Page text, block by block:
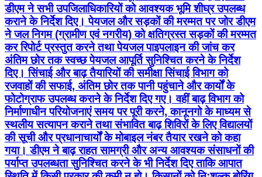
डीएम ने सभी उपजिलाधिकारियों को आवश्यक भूमि शीघ्र उपलब्ध
कराने के निर्देश दिए। पेयजल और सड़कों की मरम्मत पर जोर डीएम
ने जल निगम (ग्रामीण एवं नगरीय) को क्षतिग्रस्त सड़कों की मरम्मत
कर रिपोर्ट प्रस्तुत करने तथा पेयजल पाइपलाइन की जांच कर
अंतिम छोर तक स्वच्छ पेयजल आपूर्ति सुनिश्चित करने के निर्देश
दिए। सिंचाई और बाढ़ तैयारियों की समीक्षा सिंचाई विभाग को
रजवाहों की सफाई, अंतिम छोर तक पानी पहुंचाने और कार्यों के
फोटोग्राफ उपलब्ध कराने के निर्देश दिए गए। वहीं बाढ़ विभाग को
निर्माणाधीन परियोजनाएं समय पर पूरी करने, कानूनगो के माध्यम से
स्थलीय सत्यापन कराने तथा संभावित बाढ़ शिविरों के लिए विद्यालयों
की सूची और प्रधानाचार्यों के मोबाइल नंबर तैयार रखने को कहा
गया। डीएम ने बाढ़ राहत सामग्री और अन्य आवश्यक संसाधनों की
पर्याप्त उपलब्धता सुनिश्चित करने के भी निर्देश दिए ताकि आपात